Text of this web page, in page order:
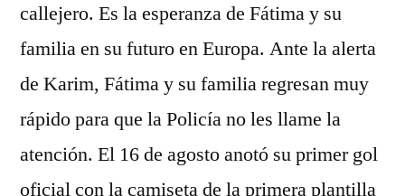
callejero. Es la esperanza de Fátima y su
familia en su futuro en Europa. Ante la alerta
de Karim, Fátima y su familia regresan muy
rápido para que la Policía no les llame la
atención. El 16 de agosto anotó su primer gol
oficial con la camiseta de la primera plantilla